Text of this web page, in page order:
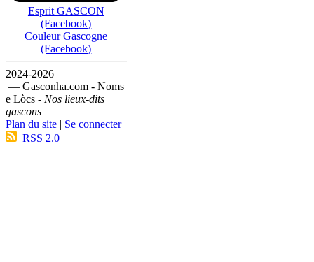
Esprit GASCON
(Facebook)
Couleur Gascogne
(Facebook)
2024-2026
— Gasconha.com - Noms
e Lòcs - Nos lieux-dits
gascons
Plan du site | Se connecter|
RSS 2.0